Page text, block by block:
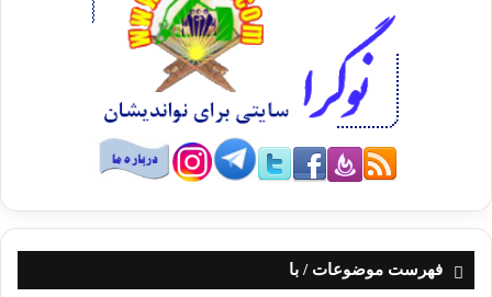
فهرست موضوعات / با